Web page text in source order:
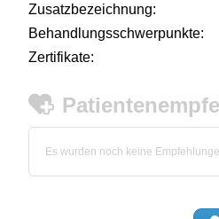
Zusatzbezeichnung:
Behandlungsschwerpunkte:
Zertifikate:
Es wurden noch keine